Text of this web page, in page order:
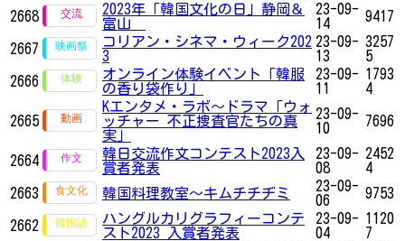
2668
2023年「韓国文化の日」静岡＆
富山
23-09-
14
9417
2667
コリアン・シネマ・ウィーク202
3
23-09-
13
3257
5
2666
オンライン体験イベント「韓服
の香り袋作り」
23-09-
11
1793
4
2665
Kエンタメ・ラボ～ドラマ「ウォ
ッチャー 不正捜査官たちの真
実」
23-09-
10
7696
2664
韓日交流作文コンテスト2023入
賞者発表
23-09-
08
2452
4
2663
韓国料理教室～キムチチヂミ
23-09-
06
9753
2662
ハングルカリグラフィーコンテ
スト2023 入賞者発表
23-09-
04
1120
7